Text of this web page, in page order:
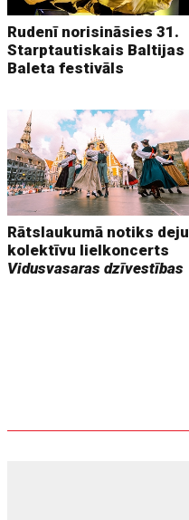
Rudenī norisināsies 31.
Starptautiskais Baltijas
Baleta festivāls
Rātslaukumā notiks deju
kolektīvu lielkoncerts
Vidusvasaras dzīvestības